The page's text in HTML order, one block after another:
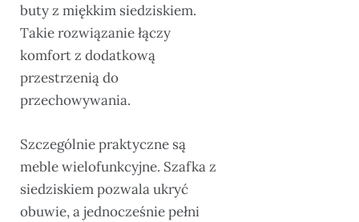
buty z miękkim siedziskiem.
Takie rozwiązanie łączy
komfort z dodatkową
przestrzenią do
przechowywania.
Szczególnie praktyczne są
meble wielofunkcyjne. Szafka z
siedziskiem pozwala ukryć
obuwie, a jednocześnie pełni